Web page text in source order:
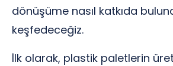
dönüşüme nasıl katkıda
keşfedeceğiz.
İlk olarak, plastik paletlerin